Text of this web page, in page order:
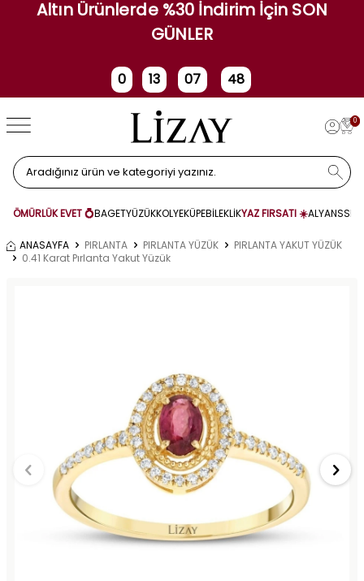
Altın Ürünlerde %30 İndirim İçin SON
GÜNLER
0
Gün
13
Saat
07 48
0
ÖMÜRLÜK EVET 💍BAGETYÜZÜKKOLYEKÜPEBİLEKLİKYAZ FIRSATI ☀️ALYANS
ANASAYFA PIRLANTA PIRLANTA YÜZÜK
PIRLANTA YAKUT YÜZÜK
0.41 Karat Pırlanta Yakut Yüzük